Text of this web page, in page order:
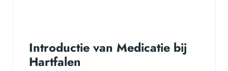
Introductie van Medicatie bij
Hartfalen